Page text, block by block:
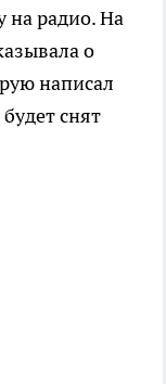
на радио. На
о
написал
снят